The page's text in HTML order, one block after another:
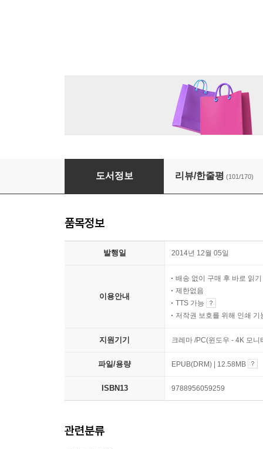
내가 확실히 아는 것들
도서정보 리뷰/한줄평 (101/170)
품목정보
발행일 2014년 12월 05일
이용안내
배송 없이 구매 후 바로 읽기
제한없음
TTS 가능
저작권 보호를 위해 인쇄 기
지원기기 크레마 /PC(윈도우 - 4K 모
파일/용량 EPUB(DRM) | 12.58MB
ISBN13 9788956059259
관련분류